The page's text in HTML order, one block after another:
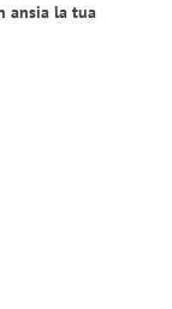
ansia la tua